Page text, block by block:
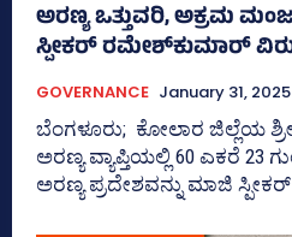
ಅರಣ್ಯ ಒತ್ತುವರಿ, ಅಕ್ರಮ
ಸ್ಪೀಕರ್ ರಮೇಶ್‌ಕುಮಾರ್
GOVERNANCE January 31, 2025
ಬೆಂಗಳೂರು; ಕೋಲಾರ ಜಿಲ್ಲೆಯ
ಅರಣ್ಯ ವ್ಯಾಪ್ತಿಯಲ್ಲಿ 60 ಎಕರೆ 23
ಅರಣ್ಯ ಪ್ರದೇಶವನ್ನು ಮಾಜಿ